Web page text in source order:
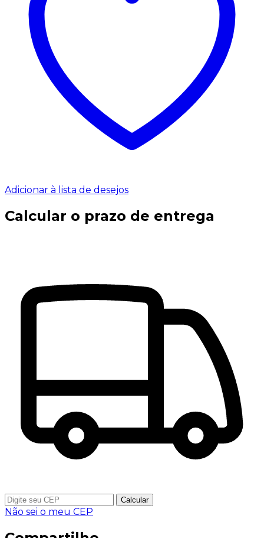
Adicionar à lista de desejos
Calcular o prazo de entrega
Calcular
Não sei o meu CEP